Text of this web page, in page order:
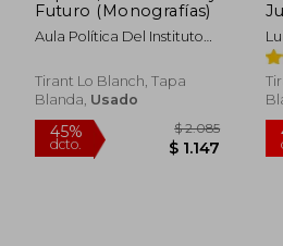
Futuro (Monografías)
Aula Política Del Instituto
Democracia
Tirant Lo Blanch, Tapa
Blanda, Usado